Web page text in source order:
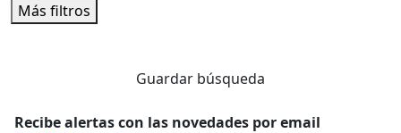
Más filtros
Guardar búsqueda
Recibe alertas con las novedades por email